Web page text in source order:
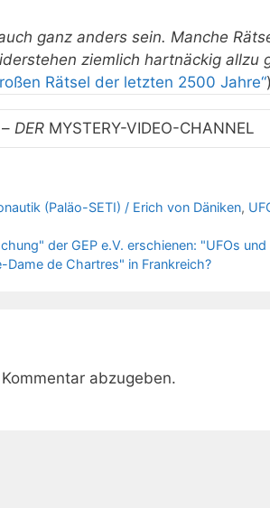
ganz anders sein. Manche
ziemlich hartnäckig allzu
Rätsel der letzten 2500 Jahre“)
– DER MYSTERY-VIDEO-CHANNEL
(Paläo-SETI) / Erich von Däniken,
der GEP e.V. erschienen: "UFOs
de Chartres" in Frankreich?
abzugeben.